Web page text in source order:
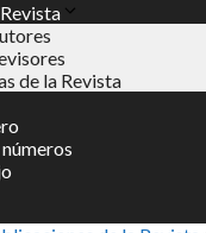
de la Revista